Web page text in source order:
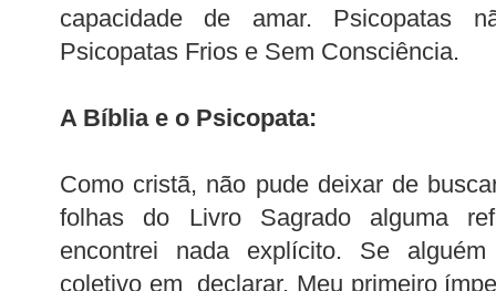
capacidade de amar. Psicopatas
Psicopatas Frios e Sem Consciência.
A Bíblia e o Psicopata:
Como cristã, não pude deixar de
folhas do Livro Sagrado alguma
encontrei nada explícito. Se
coletivo em declarar. Meu primeiro